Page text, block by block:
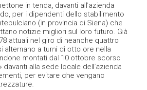
in tenda, davanti all’azienda
per i dipendenti dello stabilimento
(in provincia di Siena) che
notizie migliori sul loro futuro. Già
attuali nel giro di neanche quattro
alternano a turni di otto ore nella
montati dal 10 ottobre scorso
davanti alla sede locale dell’azienda
per evitare che vengano